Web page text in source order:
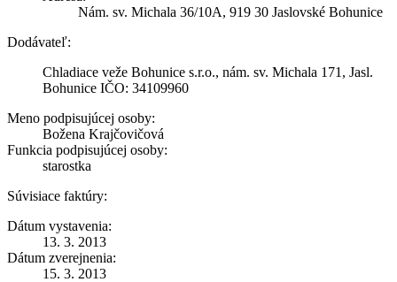
Nám. sv. Michala 36/10A, 919 30 Jaslovské Bohunice
Dodávateľ:
Chladiace veže Bohunice s.r.o., nám. sv. Michala 171, Jasl.
Bohunice IČO: 34109960
Meno podpisujúcej osoby:
Božena Krajčovičová
Funkcia podpisujúcej osoby:
starostka
Súvisiace faktúry:
Dátum vystavenia:
13. 3. 2013
Dátum zverejnenia:
15. 3. 2013